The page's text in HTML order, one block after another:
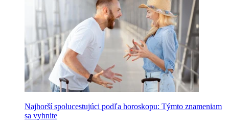
Najhorší spolucestujúci podľa horoskopu: Týmto znameniam
sa vyhnite